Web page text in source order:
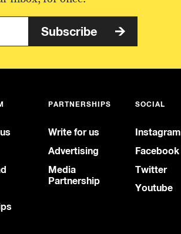
Subscribe
PARTNERSHIPS
Write for us
Advertising
Media
Partnership
SOCIAL
Instagram
Facebook
Twitter
Youtube